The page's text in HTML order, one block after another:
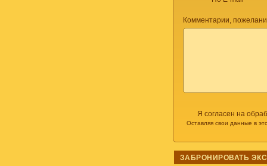
Комментарии,
Я согласен на
Оставляя свои данные в
ЗАБРОНИРОВАТЬ